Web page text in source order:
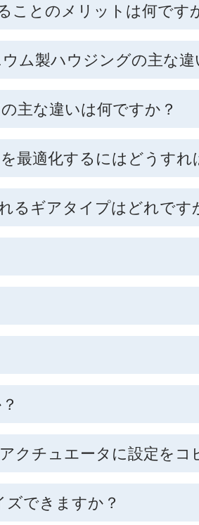
ことのメリットは何です
ム製ハウジングの主な違
主な違いは何ですか？
最適化するにはどうすれ
るギアタイプはどれです
クチュエータに設定をコ
できますか？